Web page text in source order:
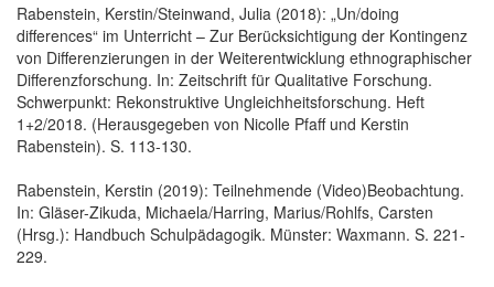
Rabenstein, Kerstin/Steinwand, Julia (2018): „Un/doing
differences“ im Unterricht – Zur Berücksichtigung der Kontingenz
von Differenzierungen in der Weiterentwicklung ethnographischer
Differenzforschung. In: Zeitschrift für Qualitative Forschung.
Schwerpunkt: Rekonstruktive Ungleichheitsforschung. Heft
1+2/2018. (Herausgegeben von Nicolle Pfaff und Kerstin
Rabenstein). S. 113-130.
Rabenstein, Kerstin (2019): Teilnehmende (Video)Beobachtung.
In: Gläser-Zikuda, Michaela/Harring, Marius/Rohlfs, Carsten
(Hrsg.): Handbuch Schulpädagogik. Münster: Waxmann. S. 221-
229.